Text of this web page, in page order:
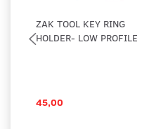
ZAK TOOL KEY RING
HOLDER- LOW PROFILE
45,00